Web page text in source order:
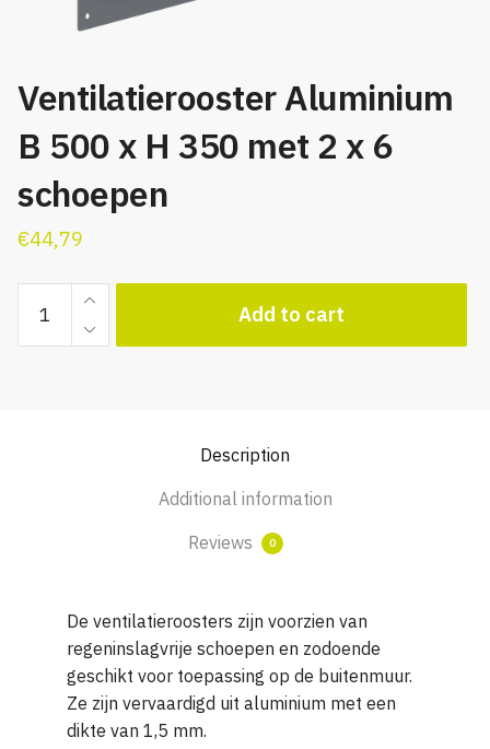
Ventilatierooster Aluminium
B 500 x H 350 met 2 x 6
schoepen
€44,79
Ventilatierooster
Aluminium
B
quantity
Add to cart
Description
Additional information
Reviews
0
De ventilatieroosters zijn voorzien van
regeninslagvrije schoepen en zodoende
geschikt voor toepassing op de buitenmuur.
Ze zijn vervaardigd uit aluminium met een
dikte van 1,5 mm.